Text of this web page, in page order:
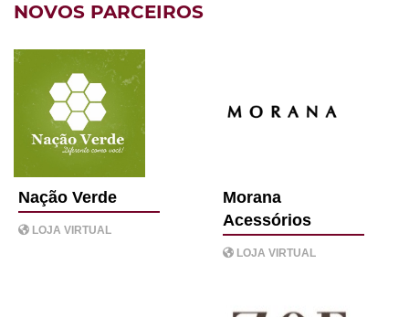
NOVOS PARCEIROS
Nação Verde
LOJA VIRTUAL
Morana
Acessórios
LOJA VIRTUAL